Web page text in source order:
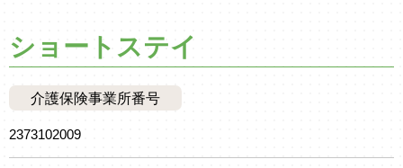
ショートステイ
介護保険事業所番号
2373102009